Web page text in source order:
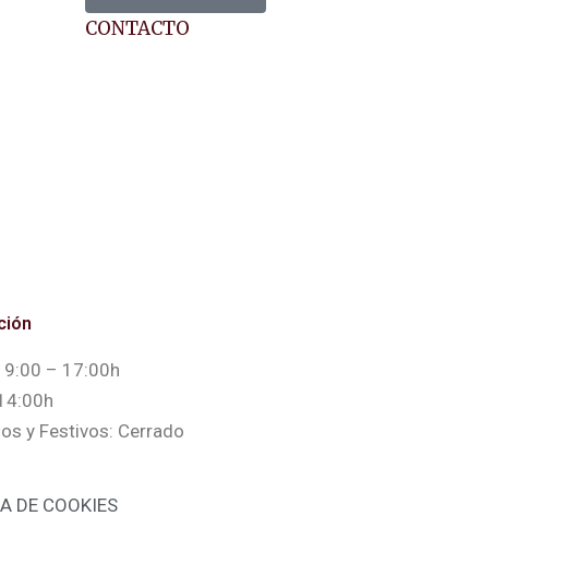
CONTACTO
9:00 – 17:00h
y Festivos: Cerrado
DE COOKIES